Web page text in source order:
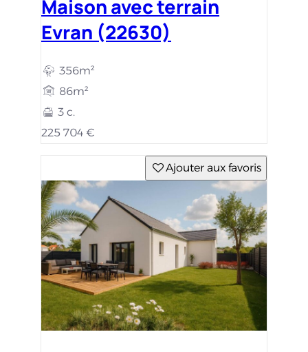
Maison avec terrain
Evran (22630)
356m²
86m²
3 c.
225 704 €
Ajouter aux favoris